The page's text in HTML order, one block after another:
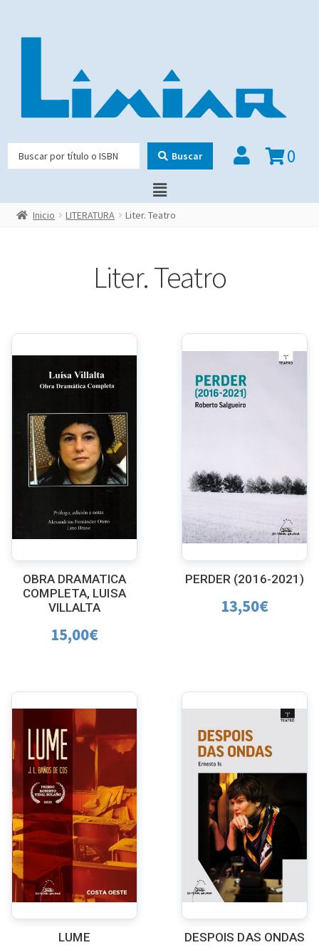
Buscar 0
Inicio LITERATURA Liter. Teatro
Liter. Teatro
OBRA DRAMATICA
COMPLETA, LUISA
VILLALTA
15,00€
PERDER (2016-2021)
13,50€
LUME DESPOIS DAS ONDAS